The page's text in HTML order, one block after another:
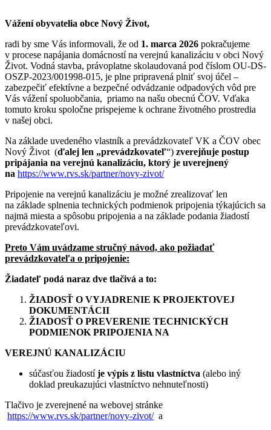
Vážení obyvatelia obce Nový Život,
radi by sme Vás informovali, že od 1. marca 2026 pokračujeme
v procese napájania domácností na verejnú kanalizáciu v obci Nový
Život. Vodná stavba, právoplatne skolaudovaná pod číslom OU-DS-
OSZP-2023/001998-015, je plne pripravená plniť svoj účel –
zabezpečiť efektívne a bezpečné odvádzanie odpadových vôd pre
Vás vážení spoluobčania, priamo na našu obecnú ČOV. Vďaka
tomuto kroku spoločne prispejeme k ochrane životného prostredia
v našej obci.
Na základe uvedeného vlastník a prevádzkovateľ VK a ČOV obec
Nový Život (ďalej len „prevádzkovateľ“) zverejňuje postup
pripájania na verejnú kanalizáciu, ktorý je uverejnený
na https://www.rvs.sk/partner/novy-zivot/
Pripojenie na verejnú kanalizáciu je možné zrealizovať len
na základe splnenia technických podmienok pripojenia týkajúcich sa
najmä miesta a spôsobu pripojenia a na základe podania žiadostí
prevádzkovateľovi.
Preto Vám uvádzame stručný návod, ako požiadať
prevádzkovateľa o pripojenie:
Žiadateľ podá naraz dve tlačivá a to:
ŽIADOSŤ O VYJADRENIE K PROJEKTOVEJ
DOKUMENTÁCII
ŽIADOSŤ O PREVERENIE TECHNICKÝCH
PODMIENOK PRIPOJENIA NA
VEREJNÚ KANALIZÁCIU
súčasťou žiadostíje výpis z listu vlastníctva (alebo iný
doklad preukazujúci vlastníctvo nehnuteľnosti)
Tlačivo je zverejnené na webovej stránke
https://www.rvs.sk/partner/novy-zivot/a